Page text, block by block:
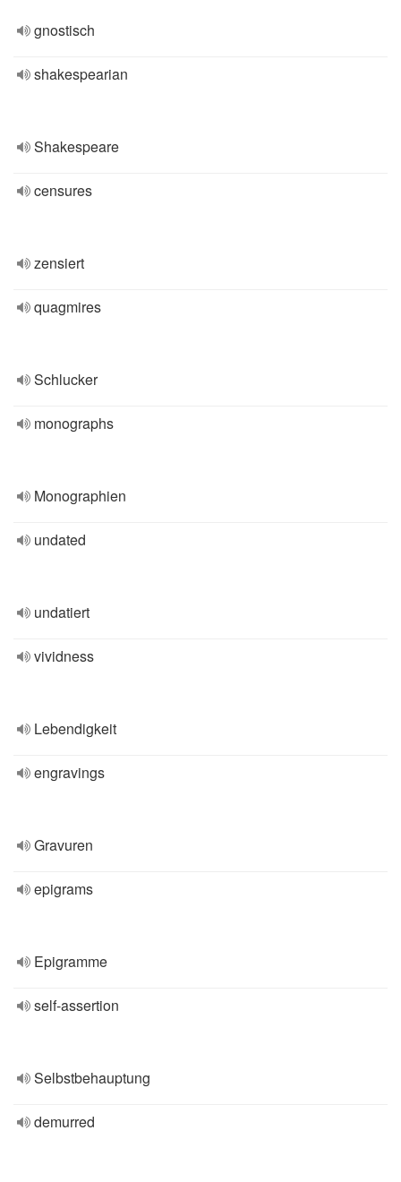
gnostisch
shakespearian
Shakespeare
censures
zensiert
quagmires
Schlucker
monographs
Monographien
undated
undatiert
vividness
Lebendigkeit
engravings
Gravuren
epigrams
Epigramme
self-assertion
Selbstbehauptung
demurred